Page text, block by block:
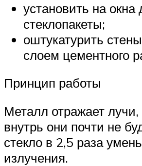
установить на
стеклопакеты;
оштукатурить
слоем цементного
Принцип работы
Металл отражает лучи,
внутрь они почти не
стекло в 2,5 раза
излучения.